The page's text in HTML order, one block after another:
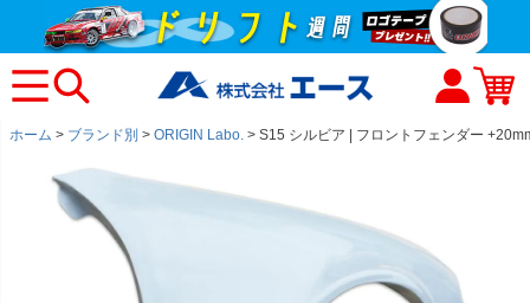
ホーム ブランド別 ORIGIN Labo. S15 シルビア | フロントフェンダー